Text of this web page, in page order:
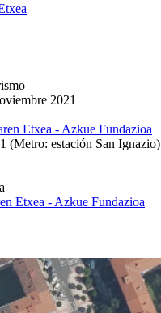
2021
Etxea - Azkue Fundazioa
(Metro: estación San Ignazio)
Etxea - Azkue Fundazioa